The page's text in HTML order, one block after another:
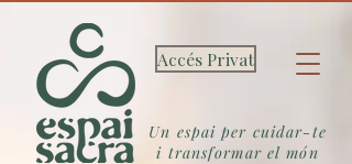
Accés Privat
Un espai per cuidar-te
i transformar el món